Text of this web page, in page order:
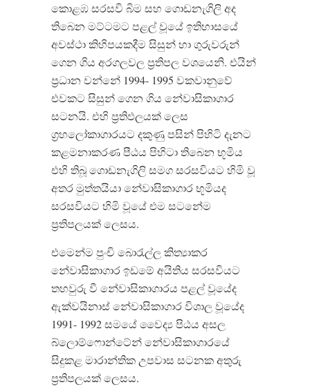
කොළඹ සරසවි බිම සහ ගොඩනැගිලි අද
තිබෙන මට්ටමට පළල් වූයේ ඉතිහාසයේ
අවස්ථා කිහිපයකදීම සිසුන් හා ගුරුවරුන්
ගෙන ගිය අරගලවල ප්‍රතිපල වශයෙනි. එයින්
ප්‍රධාන වන්නේ 1994- 1995 වකවානුවේ
එවකට සිසුන් ගෙන ගිය නේවාසිකාගාර
සටනයි. එහි ප්‍රතිඵලයක් ලෙස
ග්‍රහලෝකාගාරයට දකුණු පසින් පිහිටි දැනට
කළමනාකරණ පීඨය පිහිටා තිබෙන භූමිය
එහි තිබූ ගොඩනැගිලි සමග සරසවියට හිමි වූ
අතර මුත්තයියා නේවාසිකාගාර භූමියද
සරසවියට හිමි වූයේ එම සටනේම
ප්‍රතිපලයක් ලෙසය.
එමෙන්ම පුංචි බොරැල්ල කිත්‍යාකර
නේවාසිකාගාර ඉඩමේ අයිතිය සරසවියට
තහවුරු වී නේවාසිකාගාරය පළල් වූයේද
ඇක්වයිනාස් නේවාසිකාගාර විශාල වූයේද
1991- 1992 සමයේ වෛද්‍ය පිඨය අසල
බ්ලොම්ෆොන්ටේන් නේවාසිකාගාරයේ
සිදුකළ මාරාන්තික උපවාස සටනක අතුරු
ප්‍රතිපලයක් ලෙසය.